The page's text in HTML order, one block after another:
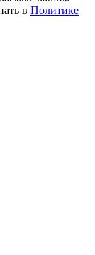
в Политике